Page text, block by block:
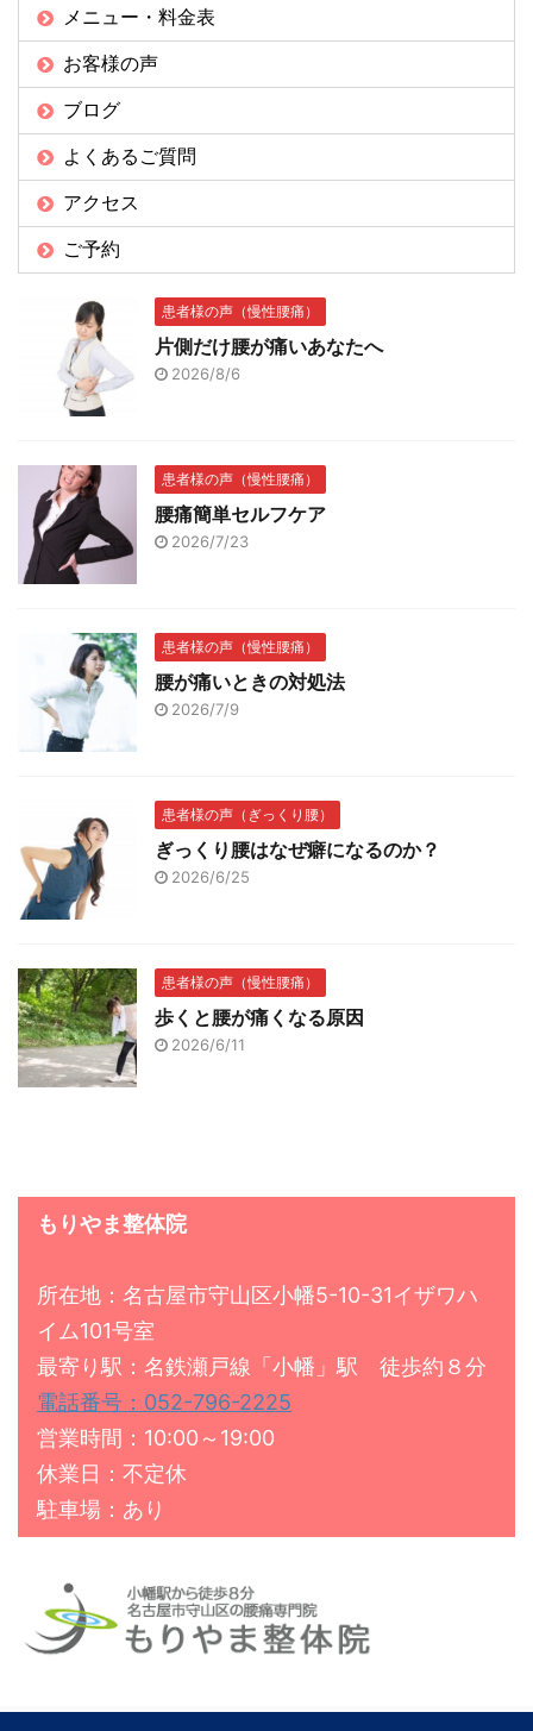
メニュー・料金表
お客様の声
ブログ
よくあるご質問
アクセス
ご予約
患者様の声（慢性腰痛）
片側だけ腰が痛いあなたへ
2026/8/6
患者様の声（慢性腰痛）
腰痛簡単セルフケア
2026/7/23
患者様の声（慢性腰痛）
腰が痛いときの対処法
2026/7/9
患者様の声（ぎっくり腰）
ぎっくり腰はなぜ癖になるのか？
2026/6/25
患者様の声（慢性腰痛）
歩くと腰が痛くなる原因
2026/6/11
もりやま整体院
所在地：名古屋市守山区小幡5-10-31イザワハ
イム101号室
最寄り駅：名鉄瀬戸線「小幡」駅 徒歩約８分
電話番号：052-796-2225
営業時間：10:00～19:00
休業日：不定休
駐車場：あり